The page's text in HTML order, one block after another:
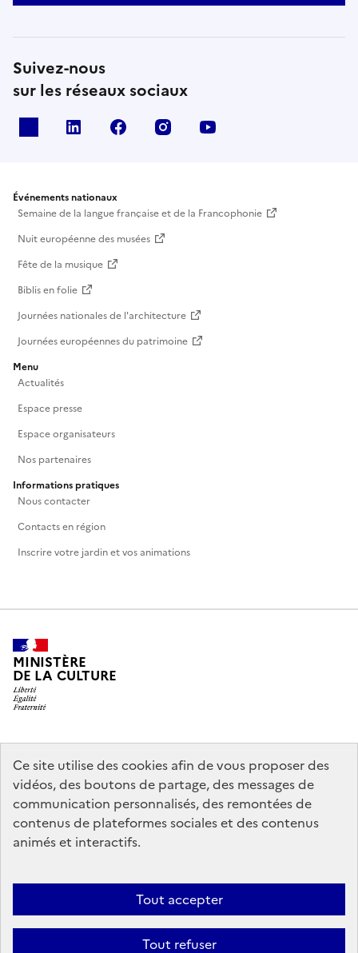
Ce site utilise des cookies afin de vous proposer des
vidéos, des boutons de partage, des messages de
communication personnalisés, des remontées de
contenus de plateformes sociales et des contenus
animés et interactifs.
Tout accepter
Tout refuser
Suivez-nous
sur les réseaux sociaux
Linkedin Facebook Instagram
Événements nationaux
Semaine de la langue française et de la Francophonie
Nuit européenne des musées
Fête de la musique
Biblis en folie
Journées nationales de l'architecture
Journées européennes du patrimoine
Menu
Actualités
Espace presse
Espace organisateurs
Nos partenaires
Informations pratiques
Nous contacter
Contacts en région
Inscrire votre jardin et vos animations
MINISTÈRE
DE LA CULTURE
legifrance.gouv.fr
info.gouv.fr
service-public.gouv.fr
data.gouv.fr
Politique d’utilisation des témoins de connexion (cookies)